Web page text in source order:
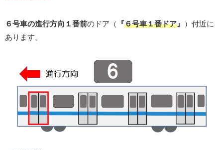
６号車の進行方向１番前のドア（ 『６号車１番ドア 』 ）付近に
あります。